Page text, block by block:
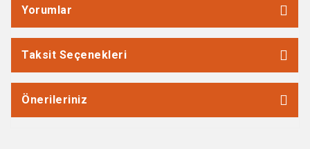
Yorumlar
Taksit Seçenekleri
Önerileriniz